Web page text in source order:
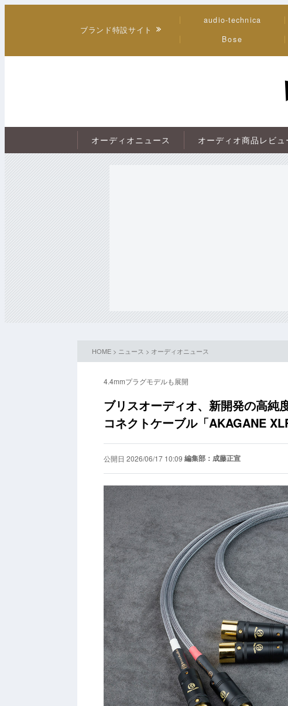
ブランド特設サイト
audio-technica
Bose
オーディオニュース オーディオ商品レビュ
HOME > ニュース > オーディオニュース
4.4mmプラグモデルも展開
ブリスオーディオ、新開発の高純
コネクトケーブル「AKAGANE
公開日 2026/06/17 10:09 編集部：成藤正宣